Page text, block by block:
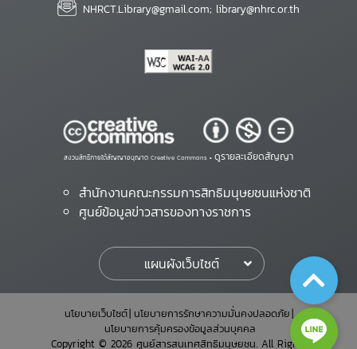
NHRCT.Library@gmail.com; library@nhrc.or.th
สงวนสิทธิ์ภายใต้สัญญาอนุญาต Creative Commons • ดูรายละเอียดสัญญา
สำนักงานคณะกรรมการสิทธิมนุษยชนแห่งชาติ
ศูนย์ข้อมูลข่าวสารของทางราชการ
แผนผังเว็บไซต์
นโยบายเว็บไซต์ นโยบายการรักษาความมั่นคงปลอดภัย
นโยบายการคุ้มครองข้อมูลส่วนบุคคล
Copyright © 2026 ศูนย์สารสนเทศสิทธิมนุษยชน. All Rights